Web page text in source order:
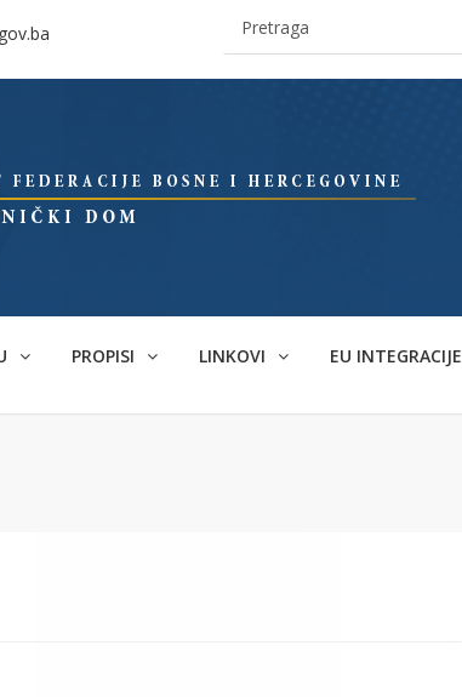
PROPISI LINKOVI EU INTEGRACIJE